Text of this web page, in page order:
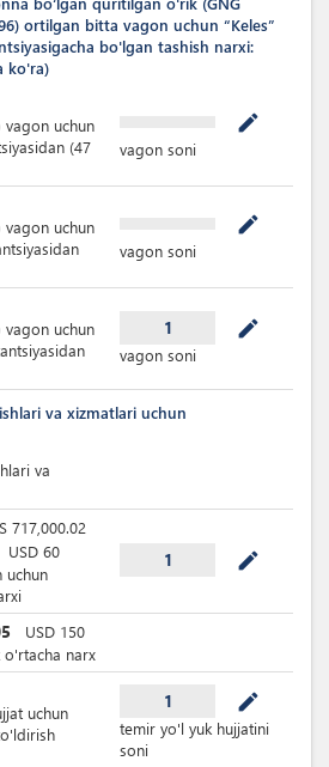
ortilgan bitta vagon uchun “Keles”
bo'lgan tashish narxi:
ko'ra)
vagon uchun
(47
mode_edit
vagon soni
vagon uchun
mode_edit
vagon soni
vagon uchun
1 mode_edit
vagon soni
va xizmatlari uchun
va
717,000.02
USD 60
uchun
1 mode_edit
USD 150
o'rtacha narx
uchun
1 mode_edit
temir yo'l yuk hujjatini
soni